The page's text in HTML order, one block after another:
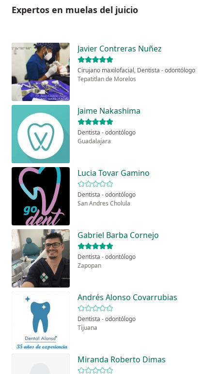
Expertos en muelas del juicio
Javier Contreras Nuñez
Cirujano maxilofacial, Dentista - odontólogo
Tepatitlan de Morelos
Jaime Nakashima
Dentista - odontólogo
Guadalajara
Lucia Tovar Gamino
Dentista - odontólogo
San Andres Cholula
Gabriel Barba Cornejo
Dentista - odontólogo
Zapopan
Andrés Alonso Covarrubias
Dentista - odontólogo
Tijuana
Miranda Roberto Dimas